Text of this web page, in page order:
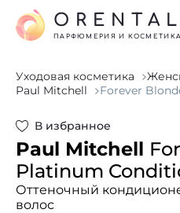
ORENTAL
ПАРФЮМЕРИЯ И КОСМЕТИКА
Уходовая косметика
Paul Mitchell
Forever
В избранное
Paul Mitchell
Platinum
Оттеночный
волос